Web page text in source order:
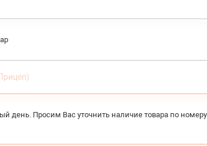
день. Просим Вас уточнить наличие товара по